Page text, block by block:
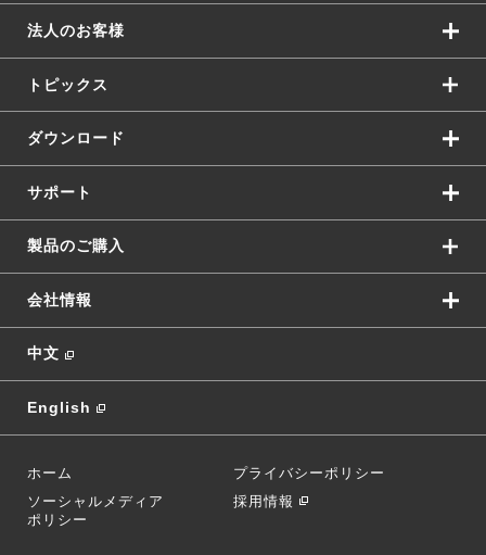
法人のお客様
トピックス
ダウンロード
サポート
製品のご購入
会社情報
中文
English
ホーム
プライバシーポリシー
ソーシャルメディア
ポリシー
採用情報